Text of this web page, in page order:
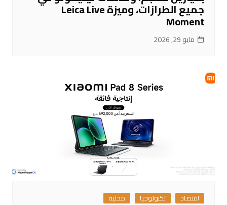
جميع الطرازات، وميزة Leica Live
Moment
مايو 29, 2026
اقتصاد تكنولوجيا محلية